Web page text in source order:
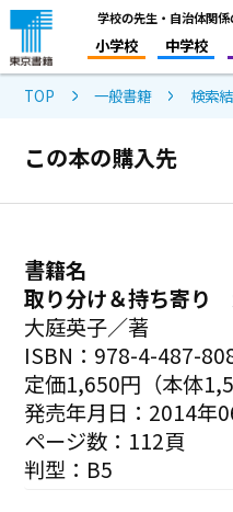
学校の先生・自治体関係
小学校 中学校
TOP 一般書籍 検索
この本の購入先
書籍名
取り分け＆持ち寄り
大庭英子／著
ISBN：978-4-487-
定価1,650円（本体
発売年月日：2014年
ページ数：112頁
判型：B5